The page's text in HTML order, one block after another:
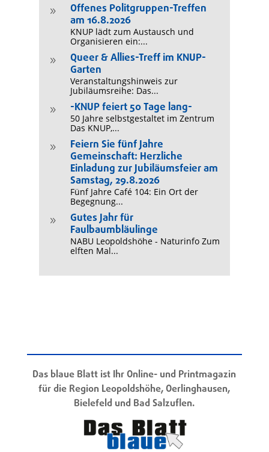
9
Offenes Politgruppen-Treffen
am 16.8.2026
KNUP lädt zum Austausch und
Organisieren ein:...
9
Queer & Allies-Treff im KNUP-
Garten
Veranstaltungshinweis zur
Jubiläumsreihe: Das...
9 -KNUP feiert 50 Tage lang-
50 Jahre selbstgestaltet im Zentrum
Das KNUP,...
9
Feiern Sie fünf Jahre
Gemeinschaft: Herzliche
Einladung zur Jubiläumsfeier am
Samstag, 29.8.2026
Fünf Jahre Café 104: Ein Ort der
Begegnung...
9
Gutes Jahr für
Faulbaumbläulinge
NABU Leopoldshöhe - Naturinfo Zum
elften Mal...
Das blaue Blatt ist Ihr Online- und Printmagazin
für die Region Leopoldshöhe, Oerlinghausen,
Bielefeld und Bad Salzuflen.